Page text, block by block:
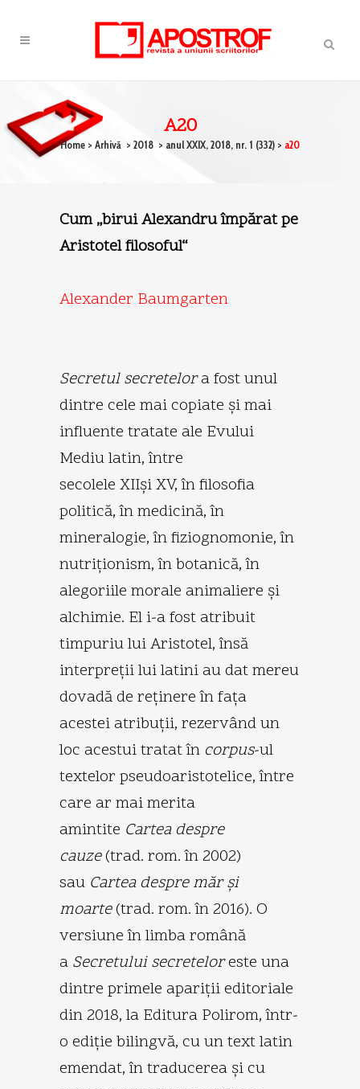
A20
Home > Arhivă > 2018 > anul XXIX, 2018, nr. 1 (332) > a20
Cum „birui Alexandru împărat pe
Aristotel filosoful“
Alexander Baumgarten
Secretul secretelora fost unul
dintre cele mai copiate şi mai
influente tratate ale Evului
Mediu latin, între
secolele XIIşi XV, în filosofia
politică, în medicină, în
mineralogie, în fiziognomonie, în
nutriţionism, în botanică, în
alegoriile morale animaliere şi
alchimie. El i-a fost atribuit
timpuriu lui Aristotel, însă
interpreţii lui latini au dat mereu
dovadă de reţinere în faţa
acestei atribuţii, rezervând un
loc acestui tratat în corpus-ul
textelor pseudoaristotelice, între
care ar mai merita
amintite Cartea despre
cauze(trad. rom. în 2002)
sau Cartea despre măr şi
moarte(trad. rom. în 2016). O
versiune în limba română
a Secretului secreteloreste una
dintre primele apariţii editoriale
din 2018, la Editura Polirom, într-
o ediţie bilingvă, cu un text latin
emendat, în traducerea şi cu